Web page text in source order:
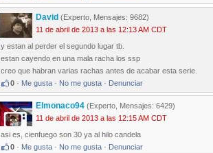
David (Experto, Mensajes: 9682)
11 de abril de 2013 a las 12:13 AM CDT
y estan al perder el segundo lugar tb.
estan cayendo en una mala racha los ssp
creo que habran varias rachas antes de acabar esta serie.
0 · Me gusta · No me gusta · Denunciar
Elmonaco94 (Experto, Mensajes: 6429)
11 de abril de 2013 a las 12:15 AM CDT
asi es, cienfuego son 30 ya al hilo candela
0 · Me gusta · No me gusta · Denunciar